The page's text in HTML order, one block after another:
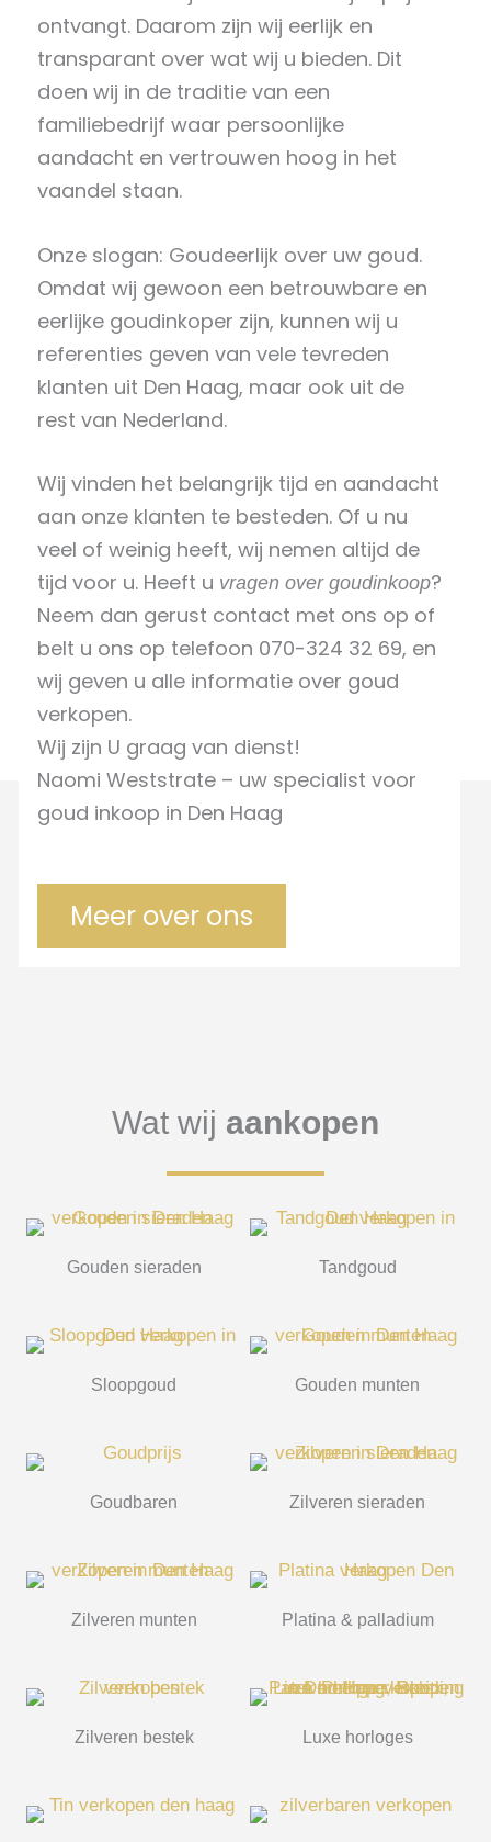
ontvangt. Daarom zijn wij eerlijk en
transparant over wat wij u bieden. Dit
doen wij in de traditie van een
familiebedrijf waar persoonlijke
aandacht en vertrouwen hoog in het
vaandel staan.
Onze slogan: Goudeerlijk over uw goud.
Omdat wij gewoon een betrouwbare en
eerlijke goudinkoper zijn, kunnen wij u
referenties geven van vele tevreden
klanten uit Den Haag, maar ook uit de
rest van Nederland.
Wij vinden het belangrijk tijd en aandacht
aan onze klanten te besteden. Of u nu
veel of weinig heeft, wij nemen altijd de
tijd voor u. Heeft u vragen over goudinkoop?
Neem dan gerust contact met ons op of
belt u ons op telefoon 070-324 32 69, en
wij geven u alle informatie over goud
verkopen.
Wij zijn U graag van dienst!
Naomi Weststrate – uw specialist voor
goud inkoop in Den Haag
Meer over ons
Wat wij aankopen
Gouden sieraden Tandgoud
Sloopgoud Gouden munten
Goudbaren Zilveren sieraden
Zilveren munten Platina & palladium
Zilveren bestek Luxe horloges